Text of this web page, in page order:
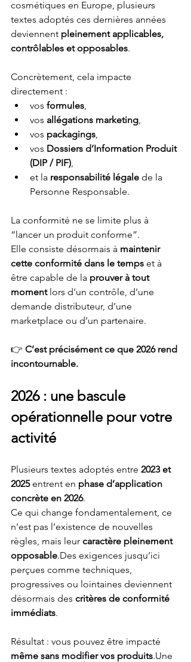
cosmétiques en Europe, plusieurs
textes adoptés ces dernières années
deviennent pleinement applicables,
contrôlables et opposables.
Concrètement, cela impacte
directement :
vos formules
vos allégations marketing
vos packagings
vos Dossiers d’Information Produit
(DIP / PIF)
et la responsabilité légale de la
Personne Responsable.
La conformité ne se limite plus à
“lancer un produit conforme”.
Elle consiste désormais à maintenir
cette conformité dans le temps et à
être capable de la prouver à tout
moment lors d’un contrôle, d’une
demande distributeur, d’une
marketplace ou d’un partenaire.
👉 C’est précisément ce que 2026 rend
incontournable.
2026 : une bascule
opérationnelle pour votre
activité
Plusieurs textes adoptés entre 2023 et
2025 entrent en phase d’application
concrète en 2026.
Ce qui change fondamentalement, ce
n’est pas l’existence de nouvelles
règles, mais leur caractère pleinement
opposable.Des exigences jusqu’ici
perçues comme techniques,
progressives ou lointaines deviennent
désormais des critères de conformité
immédiats.
Résultat : vous pouvez être impacté
même sans modifier vos produits.Une